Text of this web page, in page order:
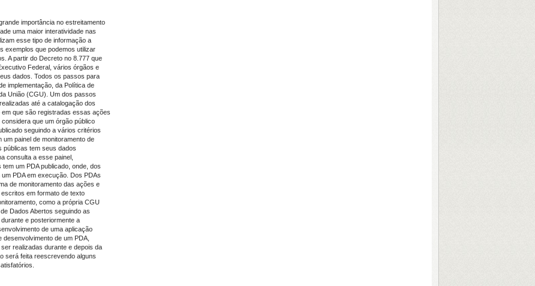
importância no estreitamento
uma maior interatividade nas
esse tipo de informação a
exemplos que podemos utilizar
A partir do Decreto no 8.777 que
Federal, vários órgãos e
dados. Todos os passos para
implementação, da Política de
União (CGU). Um dos passos
até a catalogação dos
que são registradas essas ações
que um órgão público
seguindo a vários critérios
um painel de monitoramento de
públicas tem seus dados
consulta a esse painel,
um PDA publicado, onde, dos
PDA em execução. Dos PDAs
de monitoramento das ações e
em formato de texto
como a própria CGU
Dados Abertos seguindo as
e posteriormente a
de uma aplicação
de um PDA,
realizadas durante e depois da
será feita reescrevendo alguns